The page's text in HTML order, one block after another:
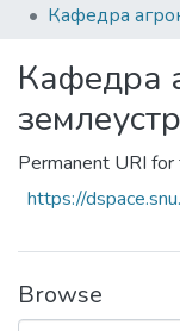
All of DSpace
Кафедра
Permanent URI
https://
Browse